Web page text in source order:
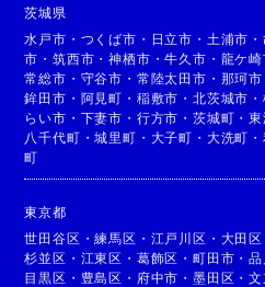
茨城県
水戸市 ・ つくば市 ・ 日立市 ・ 土浦市 ・
市 ・筑西市 ・神栖市 ・牛久市 ・ 龍ケ崎
常総市 ・ 守谷市 ・ 常陸太田市 ・ 那珂市
鉾田市 ・ 阿見町 ・ 稲敷市 ・北茨城市 ・
らい市 ・ 下妻市 ・ 行方市 ・茨城町 ・東
八千代町 ・城里町 ・ 大子町 ・ 大洗町 ・
町
東京都
世田谷区 ・練馬区 ・ 江戸川区 ・ 大田区
杉並区 ・ 江東区 ・ 葛飾区 ・町田市 ・品
目黒区 ・ 豊島区 ・ 府中市 ・墨田区 ・文